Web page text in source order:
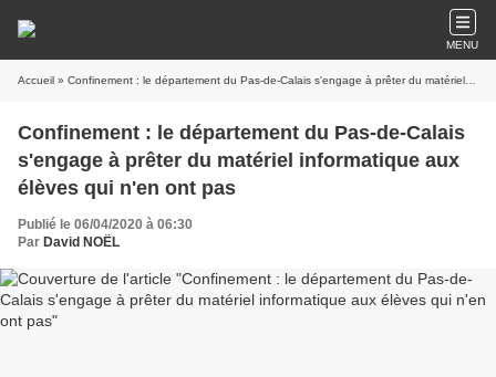
MENU
Accueil » Confinement : le département du Pas-de-Calais s'engage à prêter du matériel informatique aux élèves qui n'en ont pas
Confinement : le département du Pas-de-Calais
s'engage à prêter du matériel informatique aux
élèves qui n'en ont pas
Publié le 06/04/2020 à 06:30
Par David NOËL